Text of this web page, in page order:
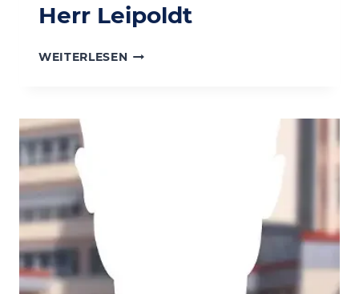
Herr Leipoldt
WEITERLESENHERR